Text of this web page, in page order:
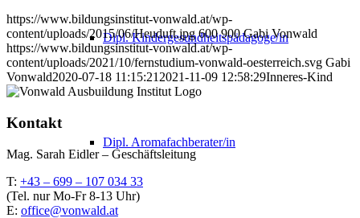
Dipl. Kindergesundheitspädagoge/in
Dipl. Aromafachberater/in
https://www.bildungsinstitut-vonwald.at/wp-
content/uploads/2015/06/Heuduft.jpg 600 900 Gabi Vonwald
https://www.bildungsinstitut-vonwald.at/wp-
content/uploads/2021/10/fernstudium-vonwald-oesterreich.svg Gabi
Vonwald2020-07-18 11:15:21 2021-11-09 12:58:29Inneres-Kind
Kontakt
Mag. Sarah Eidler – Geschäftsleitung
T: +43 – 699 – 107 034 33
(Tel. nur Mo-Fr 8-13 Uhr)
E: office@vonwald.at